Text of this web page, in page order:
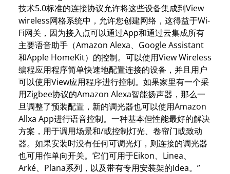
技术5.0标准的连接协议允许将这些设备集成到View
wireless网格系统中，允许您创建网络，这得益于Wi-
Fi网关，因为接入点可以通过App和通过云集成所有
主要语音助手（Amazon Alexa、Google Assistant
和Apple HomeKit）的控制。可以使用View Wireless
编程应用程序简单快速地配置连接的设备，并且用户
可以使用View应用程序进行控制。如果家里有一个采
用Zigbee协议的Amazon Alexa智能扬声器，那么一
旦调整了预装配置，新的调光器也可以使用Amazon
Allxa App进行语音控制。一种基本但性能最好的解决
方案，用于调用场景和/或控制灯光、卷帘门或致动
器。如果安装时没有任何可调光灯，则连接的调光器
也可用作单向开关。它们可用于Eikon、Linea、
Arké、Plana系列，以及带有专用安装架的Idea。”